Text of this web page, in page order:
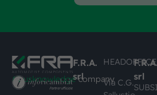
#busknowledgecompany
F.R.A.
srl
HEADOFFICE
Via C.G.
srl